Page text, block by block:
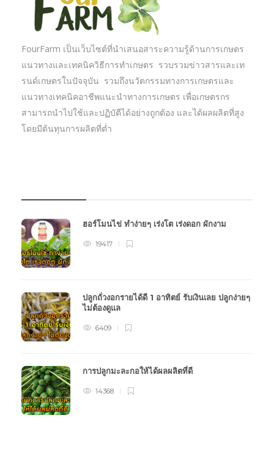
FourFarm เป็นเว็บไซต์ที่นำเสนอสาระความรู้ด้านการเกษตร
แนวทางและเทคนิควิธีการทำเกษตร รวบรวมข่าวสารและเท
รนด์เกษตรในปัจจุบัน รวมถึงนวัตกรรมทางการเกษตรและ
แนวทางเทคนิคอาชีพแนะนำทางการเกษตร เพื่อเกษตรกร
สามารถนำไปใช้และปฏิบัตืได้อย่างถูกต้อง และได้ผลผลิตที่สูง
โดยมีต้นทุนการผลิตที่ต่ำ
ฮอร์โมนไข่ ทำง่ายๆ เร่งโต เร่งดอก ผักงาม
19417
ปลูกถั่วงอกรายได้ดี 1 อาทิตย์ รับเงินเลย ปลูกง่ายๆ
ไม่ต้องดูแล
6409
การปลูกมะละกอให้ได้ผลผลิตที่ดี
14368